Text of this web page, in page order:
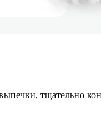
тщательно